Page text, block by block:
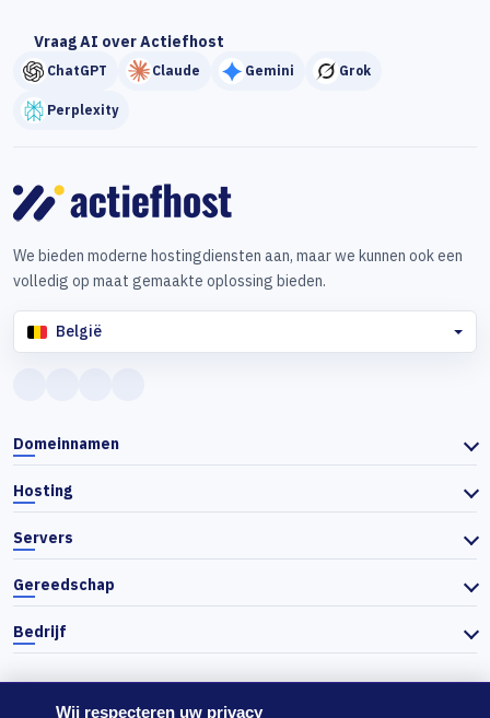
Vraag AI over Actiefhost
ChatGPT Claude Gemini Grok
Perplexity
We bieden moderne hostingdiensten aan, maar we kunnen ook een
volledig op maat gemaakte oplossing bieden.
België
Domeinnamen
Hosting
Servers
Gereedschap
Bedrijf
Wij respecteren uw privacy